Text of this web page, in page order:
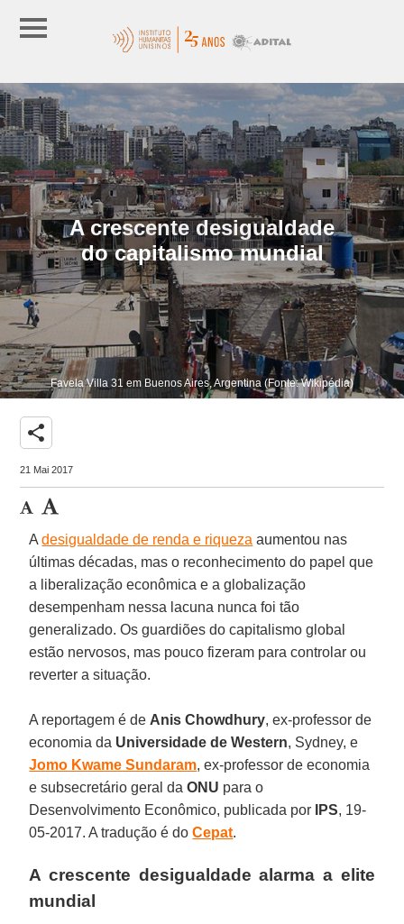
A crescente desigualdade
do capitalismo mundial
Favela Villa 31 em Buenos Aires, Argentina (Fonte: Wikipédia)
share
21 Mai 2017
Adesigualdade de renda e riqueza aumentou nas
últimas décadas, mas o reconhecimento do papel que
a liberalização econômica e a globalização
desempenham nessa lacuna nunca foi tão
generalizado. Os guardiões do capitalismo global
estão nervosos, mas pouco fizeram para controlar ou
reverter a situação.
A reportagem é de Anis Chowdhury, ex-professor de
economia da Universidade de Western, Sydney, e
Jomo Kwame Sundaram, ex-professor de economia
e subsecretário geral daONU para o
Desenvolvimento Econômico, publicada por
IPS, 19-
05-2017. A tradução é doCepat.
A crescente desigualdade alarma a elite
mundial